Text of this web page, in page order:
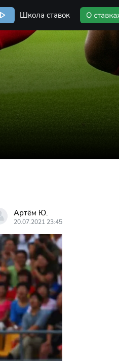
Школа ставок
Артём Ю.
20.07.2021 23:45